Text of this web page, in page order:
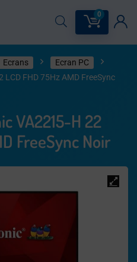
0
Ecrans
Ecran PC
LCD FHD 75Hz AMD FreeSync
VA2215-H 22
FreeSync Noir